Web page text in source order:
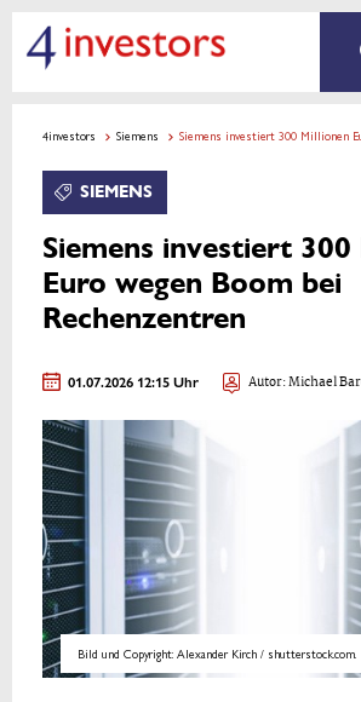
4investors Siemens Siemens investiert 300 Millionen Euro
SIEMENS
Siemens investiert
Euro wegen Boom bei
Rechenzentren
01.07.2026 12:15 Uhr Autor:Michael
Bild und Copyright: Alexander Kirch / shutterstock.com.